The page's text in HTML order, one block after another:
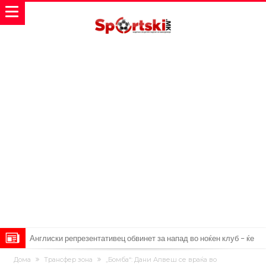
Ливерпул и Арсенал влегуваат во „војна“ поради фудбалер
Дома Трансфер зона
„Бомба“: Дани Алвеш се враќа во